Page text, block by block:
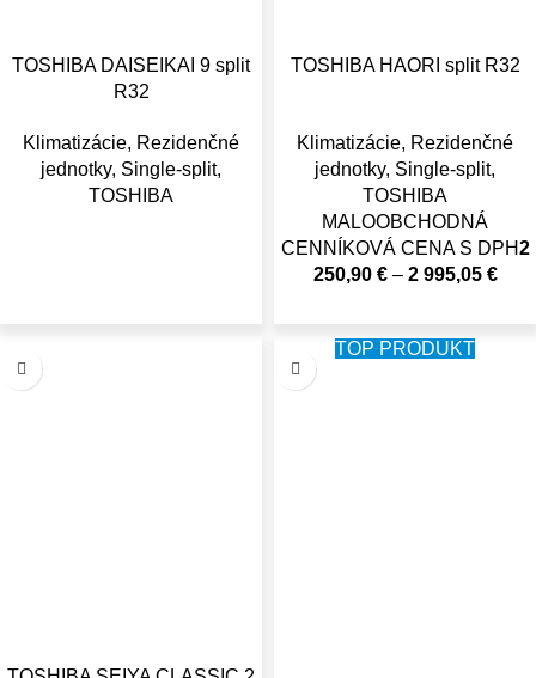
TOSHIBA DAISEIKAI 9 split
R32
Klimatizácie, Rezidenčné
jednotky, Single-split,
TOSHIBA
TOSHIBA HAORI split R32
Klimatizácie, Rezidenčné
jednotky, Single-split,
TOSHIBA
MALOOBCHODNÁ
CENNÍKOVÁ CENA S DPH2
250,90 €– 2 995,05 €
TOP PRODUKT